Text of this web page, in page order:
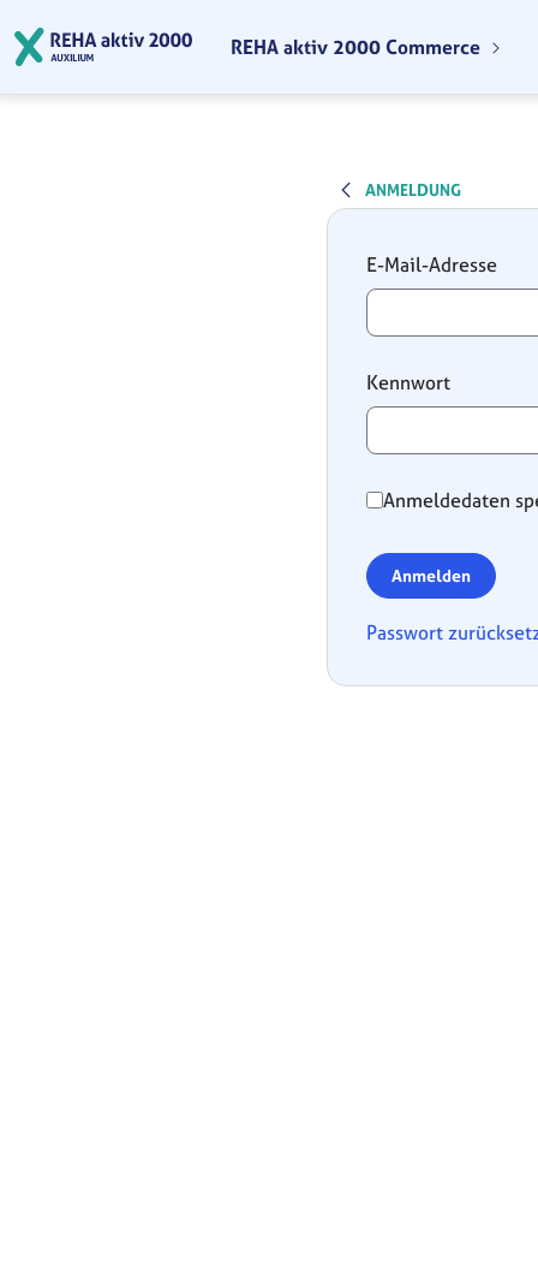
REHA aktiv 2000 Commerce
ANMELDUNG
Anmeldung
E-Mail-Adresse
Kennwort
Anmeldedaten
Anmelden
Passwort